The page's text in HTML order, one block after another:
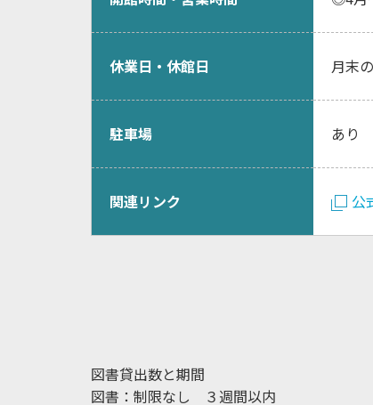
休業日・休館日 月末
駐車場 あり
関連リンク 公
図書貸出数と期間
図書：制限なし ３週間以内